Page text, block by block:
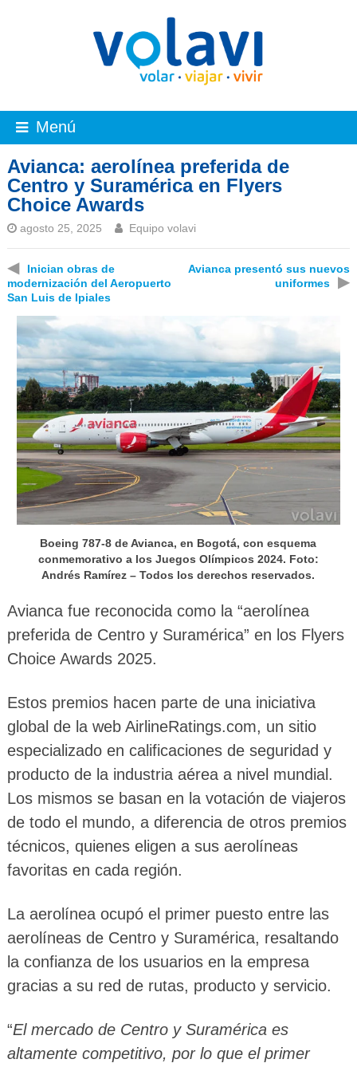
Menú
Avianca: aerolínea preferida de
Centro y Suramérica en Flyers
Choice Awards
agosto 25, 2025 Equipo volavi
◀
Inician obras de
modernización del Aeropuerto
San Luis de Ipiales
Avianca presentó sus nuevos
uniformes
▶
Boeing 787-8 de Avianca, en Bogotá, con esquema
conmemorativo a los Juegos Olímpicos 2024. Foto:
Andrés Ramírez – Todos los derechos reservados.
Avianca fue reconocida como la “aerolínea
preferida de Centro y Suramérica” en los Flyers
Choice Awards 2025.
Estos premios hacen parte de una iniciativa
global de la web AirlineRatings.com, un sitio
especializado en calificaciones de seguridad y
producto de la industria aérea a nivel mundial.
Los mismos se basan en la votación de viajeros
de todo el mundo, a diferencia de otros premios
técnicos, quienes eligen a sus aerolíneas
favoritas en cada región.
La aerolínea ocupó el primer puesto entre las
aerolíneas de Centro y Suramérica, resaltando
la confianza de los usuarios en la empresa
gracias a su red de rutas, producto y servicio.
“El mercado de Centro y Suramérica es
altamente competitivo, por lo que el primer